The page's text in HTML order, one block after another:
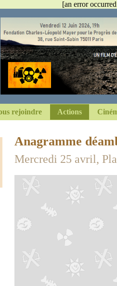
[an error
rejoindre Actions
Anagramme
Mercredi 25 avril,